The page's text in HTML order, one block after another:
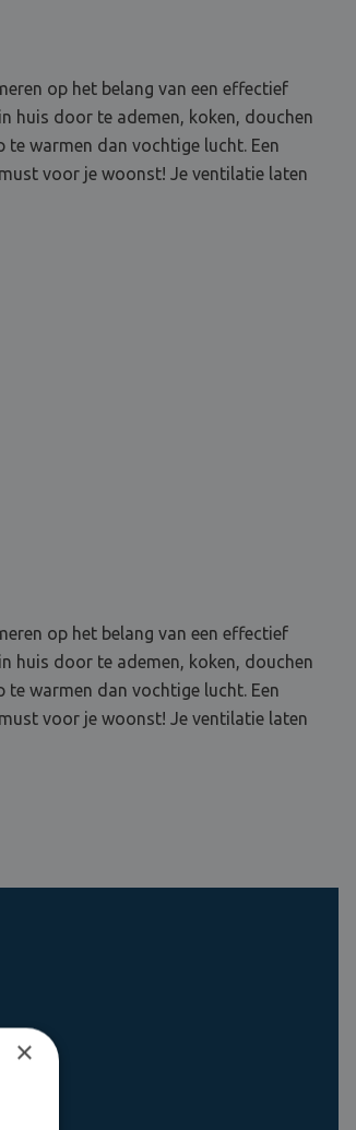
op het belang van een effectief
huis door te ademen, koken, douchen
warmen dan vochtige lucht. Een
voor je woonst! Je ventilatie laten
op het belang van een effectief
huis door te ademen, koken, douchen
warmen dan vochtige lucht. Een
voor je woonst! Je ventilatie laten
×